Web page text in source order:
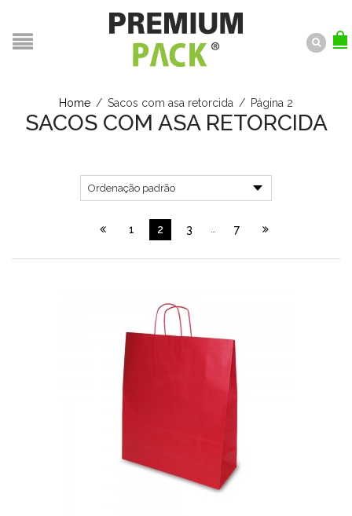
Home / Sacos com asa retorcida / Página 2
SACOS COM ASA RETORCIDA
1 2 3 … 7